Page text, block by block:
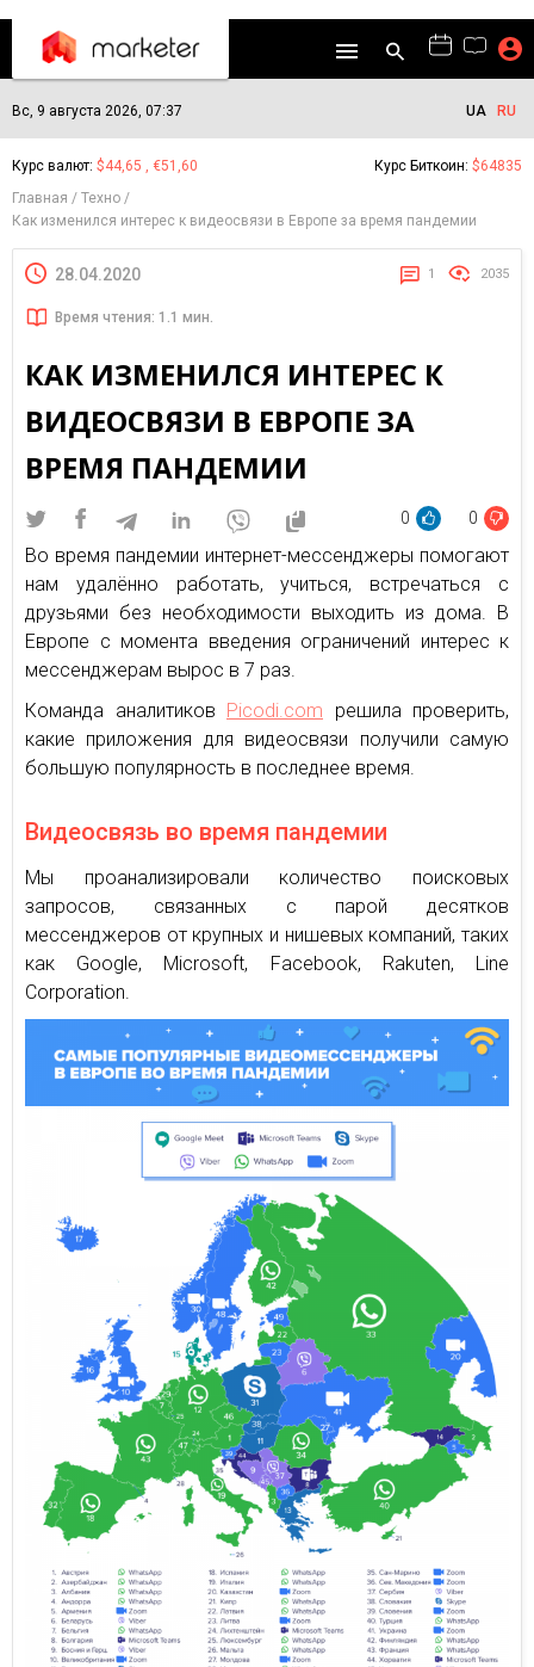
Вс, 9 августа 2026, 07:37 UA RU
Курс валют: $44,65 , €51,60 Курс Биткоин: $64835
Главная
Техно
Как изменился интерес к видеосвязи в Европе за время пандемии
28.04.2020 1 2035
Время чтения: 1.1 мин.
КАК ИЗМЕНИЛСЯ ИНТЕРЕС К
ВИДЕОСВЯЗИ В ЕВРОПЕ ЗА
ВРЕМЯ ПАНДЕМИИ
0 0
Во время пандемии интернет-мессенджеры помогают
нам удалённо работать, учиться, встречаться с
друзьями без необходимости выходить из дома. В
Европе с момента введения ограничений интерес к
мессенджерам вырос в 7 раз.
Команда аналитиков Picodi.com решила проверить,
какие приложения для видеосвязи получили самую
большую популярность в последнее время.
Видеосвязь во время пандемии
Мы проанализировали количество поисковых
запросов, связанных с парой десятков
мессенджеров от крупных и нишевых компаний, таких
как Google, Microsoft, Facebook, Rakuten, Line
Corporation.